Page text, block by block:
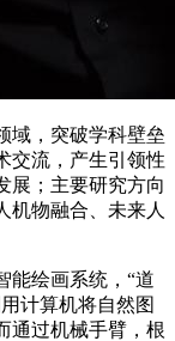
，突破学科壁垒
交流，产生引领性
展；主要研究方向
机物融合、未来人
绘画系统，“道
计算机将自然图
通过机械手臂，根